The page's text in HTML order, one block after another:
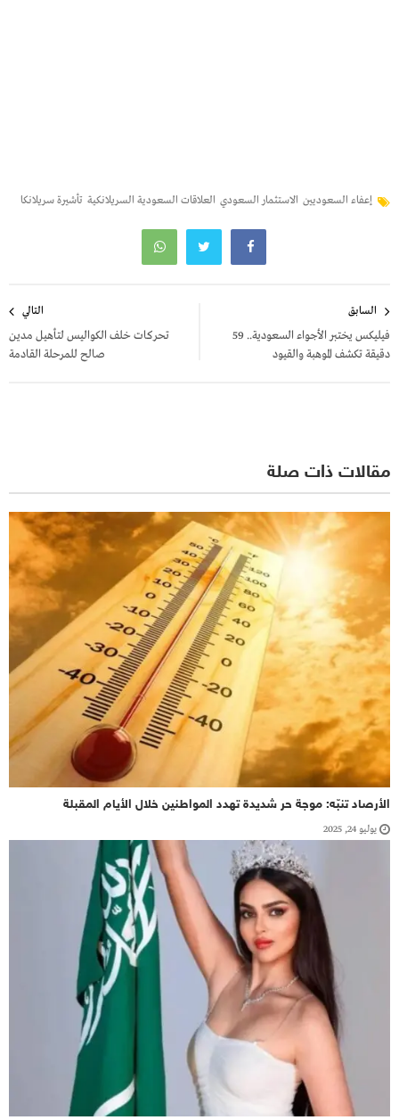
إعفاء السعوديين الاستثمار السعودي العلاقات السعودية السريلانكية تأشيرة سريلانكا
المقالات
السابق
فيليكس يختبر الأجواء السعودية.. 59
دقيقة تكشف الموهبة والقيود
التالي
تحركات خلف الكواليس لتأهيل مدين
صالح للمرحلة القادمة
مقالات ذات صلة
الأرصاد تنبّه: موجة حر شديدة تهدد المواطنين خلال الأيام المقبلة
يوليو 24, 2025